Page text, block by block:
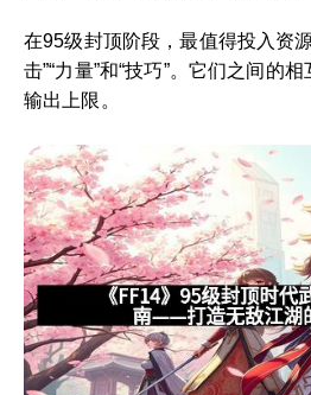
在95级封顶阶段，最值得投入资
击”“力量”和“技巧”。它们之间的
输出上限。